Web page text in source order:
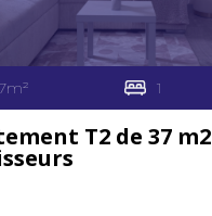
1
T2 de 37